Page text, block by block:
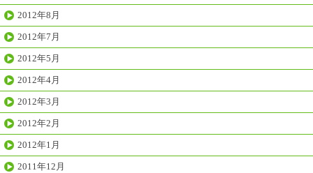
2012年8月
2012年7月
2012年5月
2012年4月
2012年3月
2012年2月
2012年1月
2011年12月